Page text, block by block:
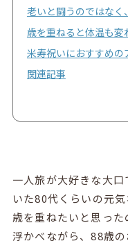
老いと闘うのではなく
歳を重ねると体温も変
米寿祝いにおすすめの
関連記事
一人旅が大好きな大
いた80代くらいの元
歳を重ねたいと思っ
浮かべながら、88歳